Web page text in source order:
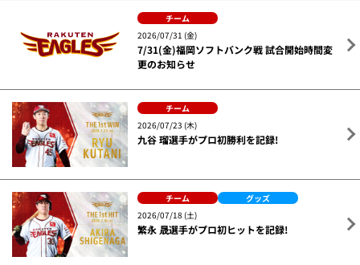
チーム
2026/07/31 (金)
7/31(金)福岡ソフトバンク戦 試合開始時間変
更のお知らせ
チーム
2026/07/23 (木)
九谷 瑠選手がプロ初勝利を記録!
チーム
グッズ
2026/07/18 (土)
繁永 晟選手がプロ初ヒットを記録!